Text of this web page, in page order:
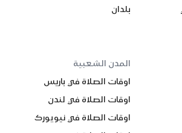
بلدان
المدن الشعبية
اوقات الصلاة في باريس
اوقات الصلاة في لندن
اوقات الصلاة في نيويورك